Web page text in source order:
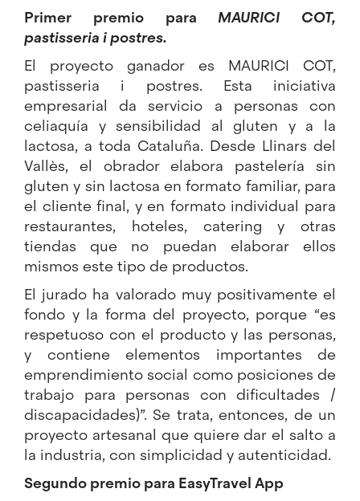
Primer premio para MAURICI COT,
pastisseria i postres.
El proyecto ganador es MAURICI COT,
pastisseria i postres. Esta iniciativa
empresarial da servicio a personas con
celiaquía y sensibilidad al gluten y a la
lactosa, a toda Cataluña. Desde Llinars del
Vallès, el obrador elabora pastelería sin
gluten y sin lactosa en formato familiar, para
el cliente final, y en formato individual para
restaurantes, hoteles, catering y otras
tiendas que no puedan elaborar ellos
mismos este tipo de productos.
El jurado ha valorado muy positivamente el
fondo y la forma del proyecto, porque “es
respetuoso con el producto y las personas,
y contiene elementos importantes de
emprendimiento social como posiciones de
trabajo para personas con dificultades /
discapacidades)”. Se trata, entonces, de un
proyecto artesanal que quiere dar el salto a
la industria, con simplicidad y autenticidad.
Segundo premio para EasyTravel App